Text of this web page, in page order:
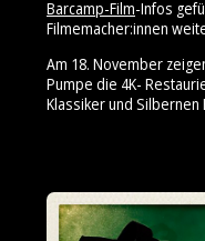
Barcamp-Film-Infos
Filmemacher:innen
Am 18. November
Pumpe die 4K-
Klassiker und